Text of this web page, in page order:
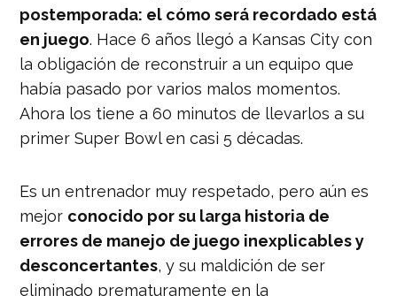
postemporada: el cómo será recordado está
en juego. Hace 6 años llegó a Kansas City con
la obligación de reconstruir a un equipo que
había pasado por varios malos momentos.
Ahora los tiene a 60 minutos de llevarlos a su
primer Super Bowl en casi 5 décadas.
Es un entrenador muy respetado, pero aún es
mejor conocido por su larga historia de
errores de manejo de juego inexplicables y
desconcertantes, y su maldición de ser
eliminado prematuramente en la